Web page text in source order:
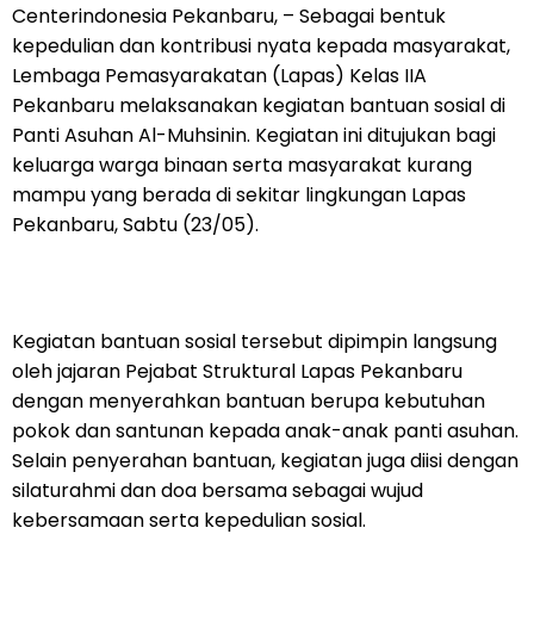
Centerindonesia Pekanbaru, – Sebagai bentuk
kepedulian dan kontribusi nyata kepada masyarakat,
Lembaga Pemasyarakatan (Lapas) Kelas IIA
Pekanbaru melaksanakan kegiatan bantuan sosial di
Panti Asuhan Al-Muhsinin. Kegiatan ini ditujukan bagi
keluarga warga binaan serta masyarakat kurang
mampu yang berada di sekitar lingkungan Lapas
Pekanbaru, Sabtu (23/05).
Kegiatan bantuan sosial tersebut dipimpin langsung
oleh jajaran Pejabat Struktural Lapas Pekanbaru
dengan menyerahkan bantuan berupa kebutuhan
pokok dan santunan kepada anak-anak panti asuhan.
Selain penyerahan bantuan, kegiatan juga diisi dengan
silaturahmi dan doa bersama sebagai wujud
kebersamaan serta kepedulian sosial.